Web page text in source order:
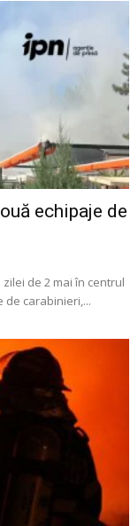
echipaje de
de 2 mai în centrul
de carabinieri,...